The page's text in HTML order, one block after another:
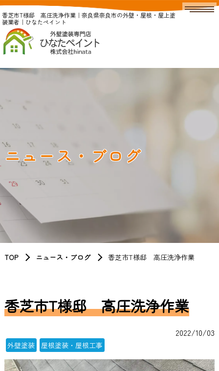
香芝市T様邸 高圧洗浄作業｜奈良県奈良市の外壁・屋根・屋上塗
装業者｜ひなたペイント
ニュース・ブログ
TOP ニュース・ブログ 香芝市T様邸 高圧洗浄作業
香芝市T様邸 高圧洗浄作業
2022/10/03
外壁塗装 屋根塗装・屋根工事